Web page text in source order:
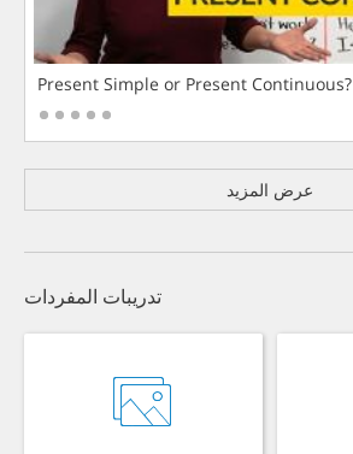
Present Simple or Present Continuous?
عرض المزيد
تدريبات المفردات